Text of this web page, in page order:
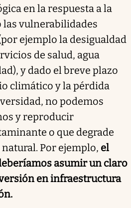
en la respuesta a la
las vulnerabilidades
ejemplo la desigualdad
de salud, agua
y dado el breve plazo
climático y la pérdida
no podemos
y reproducir
o que degrade
Por ejemplo, el
asumir un claro
en infraestructura